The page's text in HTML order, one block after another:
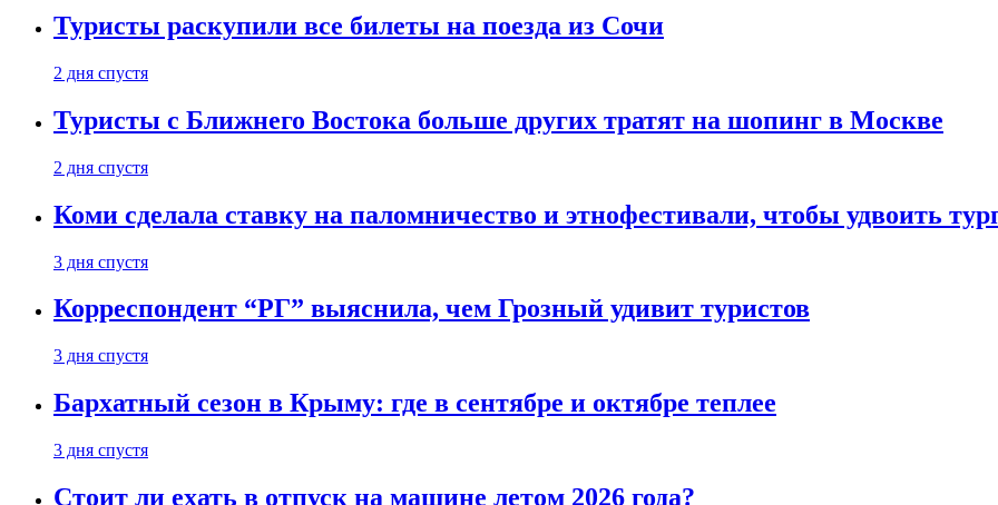
Туристы раскупили все билеты на поезда из Сочи
2 дня спустя
Туристы с Ближнего Востока больше других тратят на шопинг в Москве
2 дня спустя
Коми сделала ставку на паломничество и этнофестивали, чтобы удвоить
3 дня спустя
Корреспондент “РГ” выяснила, чем Грозный удивит туристов
3 дня спустя
Бархатный сезон в Крыму: где в сентябре и октябре теплее
3 дня спустя
Стоит ли ехать в отпуск на машине летом 2026 года?